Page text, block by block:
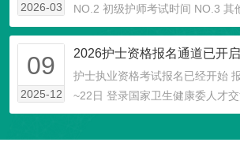
2026-03
NO.2 初级护师考试时间 NO.3 其
间2026 各专业考试具体日期 4月
个） 4月19日考试专业（31个） ...
09
2025-12
护士执业资格考试报名已经开始
~22日 登录国家卫生健康委人才交
师一起完成报名操作 NO.1 登录